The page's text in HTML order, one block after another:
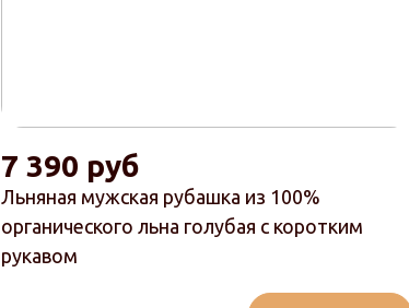
Льняная мужская рубашка из 100%
органического льна голубая с коротким
рукавом
7 390 руб